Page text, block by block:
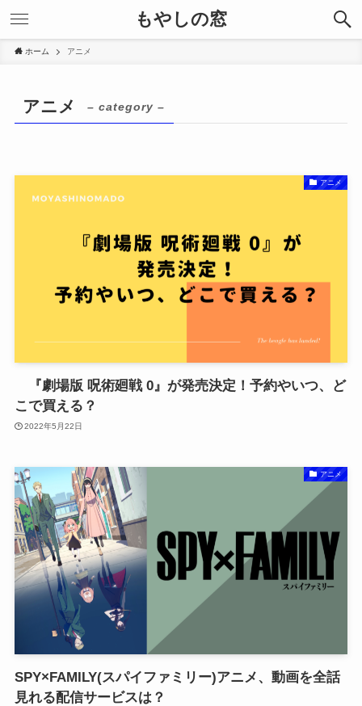
もやしの窓
ホーム アニメ
アニメ – category –
アニメ
『劇場版 呪術廻戦 0』が発売決定！予約やいつ、ど
こで買える？
2022年5月22日
アニメ
SPY×FAMILY(スパイファミリー)アニメ、動画を全話
見れる配信サービスは？